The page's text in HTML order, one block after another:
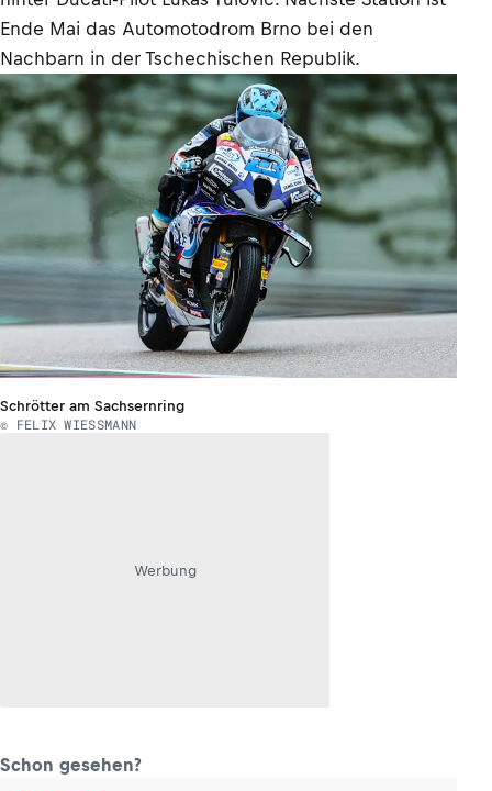
Ende Mai das Automotodrom Brno bei den
Nachbarn in der Tschechischen Republik.
Schrötter am Sachsernring
© FELIX WIESSMANN
Werbung
Schon gesehen?